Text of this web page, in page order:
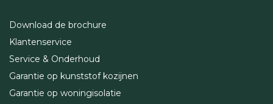
Download de brochure
Klantenservice
Service & Onderhoud
Garantie op kunststof kozijnen
Garantie op woningisolatie